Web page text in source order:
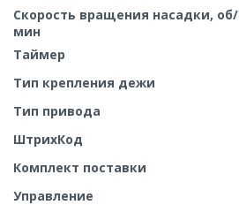
Скорость вращения насадки, об/
мин
Таймер
Тип крепления дежи
Тип привода
ШтрихКод
Комплект поставки
Управление